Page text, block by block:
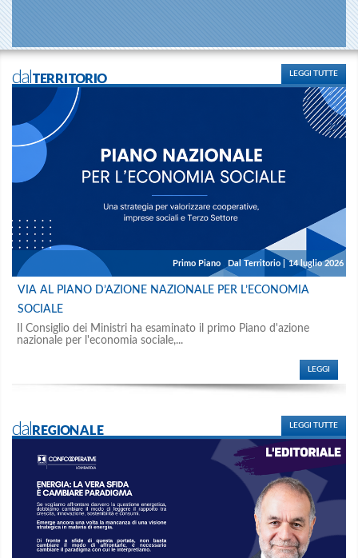
dalTERRITORIO
Primo Piano Dal Territorio 14 luglio 2026
VIA AL PIANO D’AZIONE NAZIONALE PER L’ECONOMIA
SOCIALE
Il Consiglio dei Ministri ha esaminato il primo Piano d'azione
nazionale per l'economia sociale,...
LEGGI
LEGGI TUTTE
dalREGIONALE LEGGI TUTTE